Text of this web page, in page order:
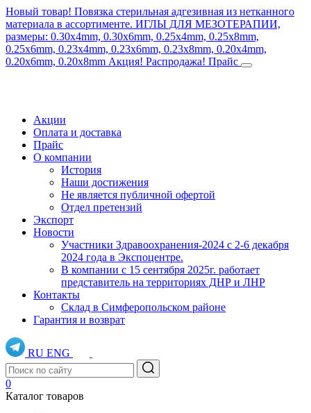
Новый товар! Повязка стерильная адгезивная из нетканного
материала в ассортименте. ИГЛЫ ДЛЯ МЕЗОТЕРАПИИ,
размеры: 0.30x4mm, 0.30x6mm, 0.25x4mm, 0.25x8mm,
0.25x6mm, 0.23x4mm, 0.23x6mm, 0.23x8mm, 0.20x4mm,
0.20x6mm, 0.20x8mm Акция! Распродажа! Прайс
Акции
Оплата и доставка
Прайс
О компании
История
Наши достижения
Не является публичной офертой
Отдел претензий
Экспорт
Новости
Участники Здравоохранения-2024 с 2-6 декабря
2024 года в Экспоцентре.
В компании с 15 сентября 2025г. работает
представитель на территориях ДНР и ЛНР
Контакты
Склад в Симферопольском районе
Гарантия и возврат
RU ENG
0
Каталог товаров